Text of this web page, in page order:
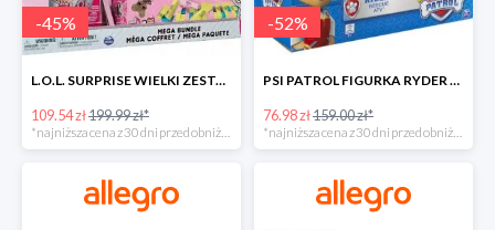
-45%
L.O.L. SURPRISE WIELKI ZESTAW NIESPODZIANKA 4 GRY -45%
109.54 zł199.99 zł*
-52%
PSI PATROL FIGURKA RYDER + QUAD POJAZD RATUNKOWY -51%
76.98 zł159.00 zł*